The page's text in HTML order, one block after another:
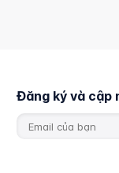
Đăng ký và cập